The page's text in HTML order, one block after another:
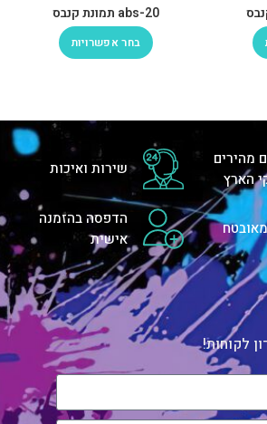
abs-20 תמונת קנבס
בחר אפשרויות
מהירים
הארץ
שירות ואיכות
הדפסה בהזמנה
אישית
לקוחות!